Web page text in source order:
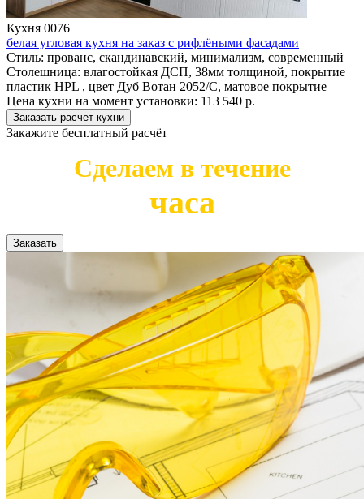
Кухня 0076
белая угловая кухня на заказ с рифлёными фасадами
Стиль: прованс, скандинавский, минимализм, современный
Столешница: влагостойкая ДСП, 38мм толщиной, покрытие
пластик HPL , цвет Дуб Вотан 2052/С, матовое покрытие
Цена кухни на момент установки: 113 540 р.
Заказать расчет кухни
Закажите бесплатный расчёт
Сделаем в течение
часа
Заказать